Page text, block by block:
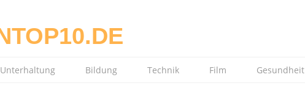
Unterhaltung Bildung Technik Film Gesundheit